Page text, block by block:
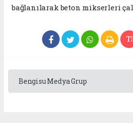
bağlanılarak beton mikserleri
Bengisu Medya Grup